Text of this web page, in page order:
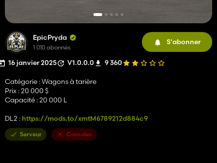
EpicPryda
1 010 abonnés
S'abonner
16 janvier 2025 V1.0.0.0 9 360
Catégorie : Wagons à tarière
Prix ​​: 20 000 $
Capacité : 20 000 L
DL2 : https://mods.to/xmtM6789212d884c9
Serveur Consoles